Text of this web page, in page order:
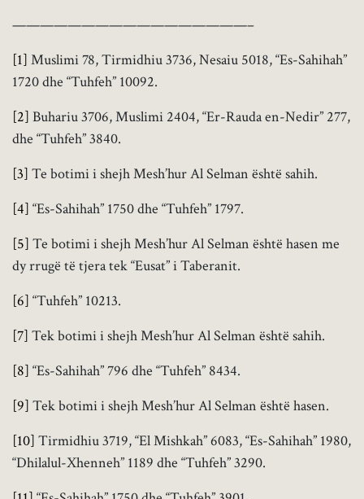
—————————————————–
[1] Muslimi 78, Tirmidhiu 3736, Nesaiu 5018, “Es-Sahihah”
1720 dhe “Tuhfeh” 10092.
[2] Buhariu 3706, Muslimi 2404, “Er-Rauda en-Nedir” 277,
dhe “Tuhfeh” 3840.
[3] Te botimi i shejh Mesh’hur Al Selman është sahih.
[4] “Es-Sahihah” 1750 dhe “Tuhfeh” 1797.
[5] Te botimi i shejh Mesh’hur Al Selman është hasen me
dy rrugë të tjera tek “Eusat” i Taberanit.
[6] “Tuhfeh” 10213.
[7] Tek botimi i shejh Mesh’hur Al Selman është sahih.
[8] “Es-Sahihah” 796 dhe “Tuhfeh” 8434.
[9] Tek botimi i shejh Mesh’hur Al Selman është hasen.
[10] Tirmidhiu 3719, “El Mishkah” 6083, “Es-Sahihah” 1980,
“Dhilalul-Xhenneh” 1189 dhe “Tuhfeh” 3290.